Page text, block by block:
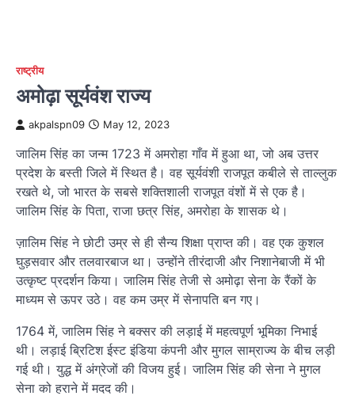
राष्ट्रीय
अमोढ़ा सूर्यवंश राज्य
akpalspn09 May 12, 2023
जालिम सिंह का जन्म 1723 में अमरोहा गाँव में हुआ था, जो अब उत्तर
प्रदेश के बस्ती जिले में स्थित है। वह सूर्यवंशी राजपूत कबीले से ताल्लुक
रखते थे, जो भारत के सबसे शक्तिशाली राजपूत वंशों में से एक है।
जालिम सिंह के पिता, राजा छत्र सिंह, अमरोहा के शासक थे।
ज़ालिम सिंह ने छोटी उम्र से ही सैन्य शिक्षा प्राप्त की। वह एक कुशल
घुड़सवार और तलवारबाज था। उन्होंने तीरंदाजी और निशानेबाजी में भी
उत्कृष्ट प्रदर्शन किया। जालिम सिंह तेजी से अमोढ़ा सेना के रैंकों के
माध्यम से ऊपर उठे। वह कम उम्र में सेनापति बन गए।
1764 में, जालिम सिंह ने बक्सर की लड़ाई में महत्वपूर्ण भूमिका निभाई
थी। लड़ाई ब्रिटिश ईस्ट इंडिया कंपनी और मुगल साम्राज्य के बीच लड़ी
गई थी। युद्ध में अंग्रेजों की विजय हुई। जालिम सिंह की सेना ने मुगल
सेना को हराने में मदद की।